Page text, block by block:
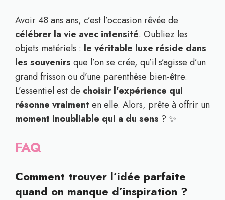
Avoir 48 ans ans, c’est l’occasion rêvée de
célébrer la vie avec intensité. Oubliez les
objets matériels : le véritable luxe réside dans
les souvenirs que l’on se crée, qu’il s’agisse d’un
grand frisson ou d’une parenthèse bien-être.
L’essentiel est de choisir l’expérience qui
résonne vraiment en elle. Alors, prête à offrir un
moment inoubliable qui a du sens ? ✨
FAQ
Comment trouver l’idée parfaite
quand on manque d’inspiration ?